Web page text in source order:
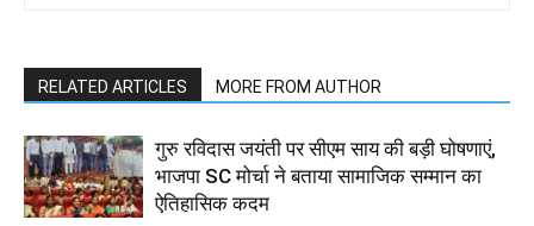
RELATED ARTICLES MORE FROM AUTHOR
गुरु रविदास जयंती पर सीएम साय की बड़ी घोषणाएं,
भाजपा SC मोर्चा ने बताया सामाजिक सम्मान का
ऐतिहासिक कदम